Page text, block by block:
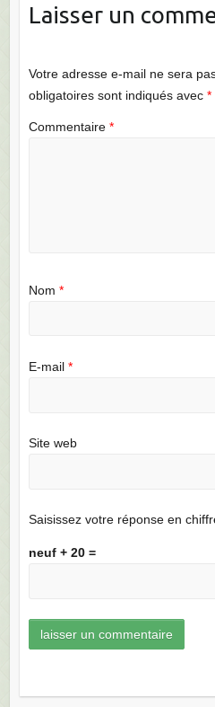
Laisser un
Votre adresse e-mail ne sera
obligatoires sont indiqués avec *
Commentaire *
Nom *
E-mail *
Site web
Saisissez votre réponse en
neuf + 20 =